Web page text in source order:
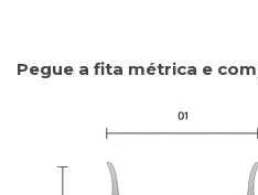
Pegue a fita métrica e